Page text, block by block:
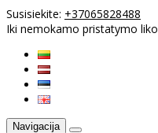
Susisiekite: +37065828488
Iki nemokamo pristatymo
Navigacija